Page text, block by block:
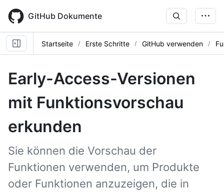
main
content
GitHub Dokumente
Startseite Erste Schritte GitHub verwenden
Early-Access-Versionen
mit Funktionsvorschau
erkunden
Sie können die Vorschau der
Funktionen verwenden, um Produkte
oder Funktionen anzuzeigen, die in